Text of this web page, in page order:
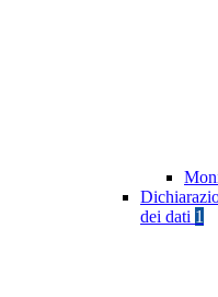
dei dati 1